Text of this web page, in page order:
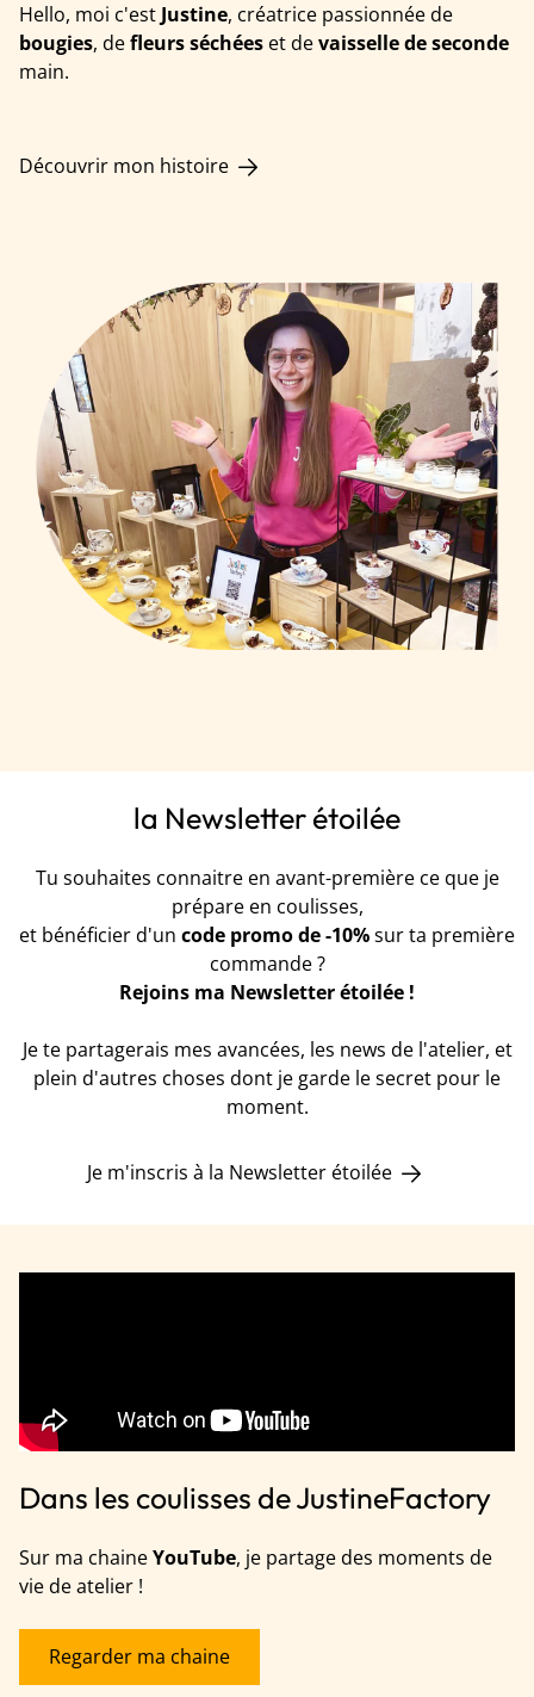
Hello, moi c'est Justine, créatrice passionnée de
bougies, defleurs séchées et devaisselle de seconde
main.
Découvrir mon histoire
la Newsletter étoilée
Tu souhaites connaitre en avant-première ce que je
prépare en coulisses,
et bénéficier d'un code promo de -10%sur ta première
commande ?
Rejoins ma Newsletter étoilée !
Je te partagerais mes avancées, les news de l'atelier, et
plein d'autres choses dont je garde le secret pour le
moment.
Je m'inscris à la Newsletter étoilée
Dans les coulisses de JustineFactory
Sur ma chaineYouTube, je partage des moments de
vie de atelier !
Regarder ma chaine